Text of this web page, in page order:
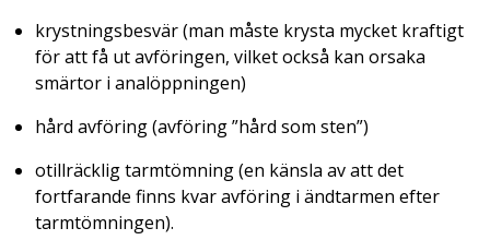
krystningsbesvär (man måste krysta mycket kraftigt
för att få ut avföringen, vilket också kan orsaka
smärtor i analöppningen)
hård avföring (avföring ”hård som sten”)
otillräcklig tarmtömning (en känsla av att det
fortfarande finns kvar avföring i ändtarmen efter
tarmtömningen).